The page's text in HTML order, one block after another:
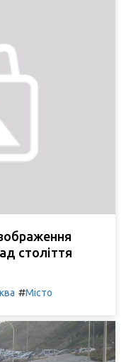
століття
#Місто